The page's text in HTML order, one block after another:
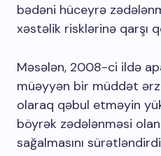
bədəni hüceyrə
xəstəlik risklərinə qarşı
Məsələn, 2008-ci ildə
müəyyən bir müddət
olaraq qəbul etməyin
böyrək zədələnməsi
sağalmasını